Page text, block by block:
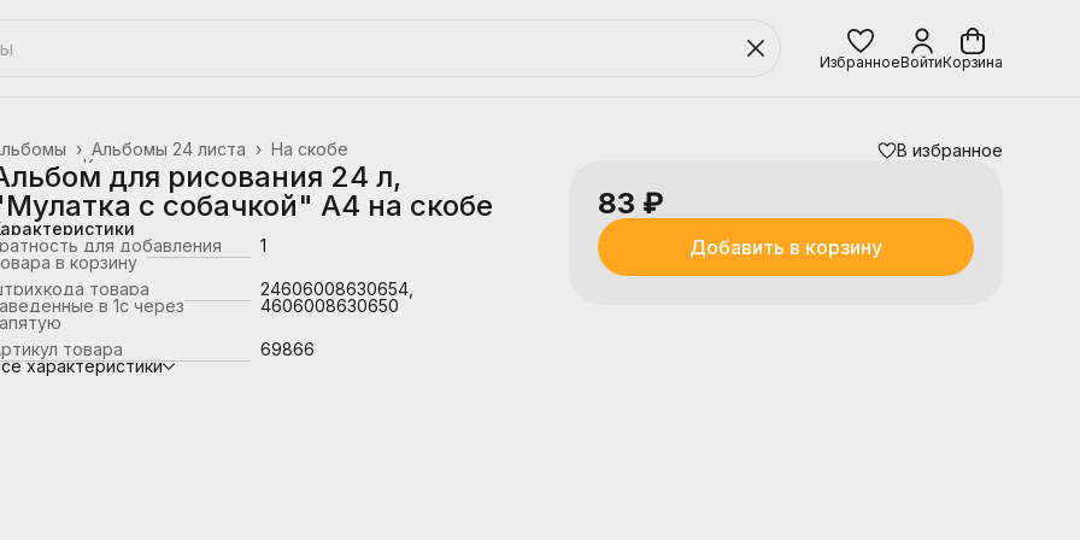
ИзбранноеВойтиКорзина
На скобе
Альбомы 24 листа ›
›
Канцтовары, школьные принадлежности
для рисования 24 л,
с собачкой" А4 на скобе
для добавления
в корзину
1
товара
в 1с через
24606008630654,
4606008630650
товара
69866
характеристики
В избранное
83 ₽
Добавить в корзину